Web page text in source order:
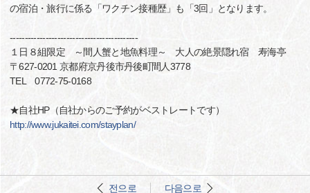
の宿泊・旅行に係る「ワクチン接種歴」も「3回」となります。
-------------------------------------------
１日８組限定 ～間人蟹と地魚料理～ 大人の絶景隠れ宿 寿海亭
〒627-0201 京都府京丹後市丹後町間人3778
TEL 0772-75-0168
★自社HP（自社からのご予約がベストレートです）
http://www.jukaitei.com/stayplan/
전으로 다음으로